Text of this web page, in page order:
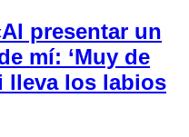
presentar un
mí: ‘Muy de
lleva los labios